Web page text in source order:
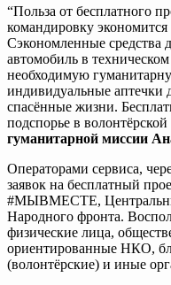
“Польза от бесплатного
командировку
Сэкономленные средства
автомобиль в
необходимую
индивидуальные аптечки
спасённые жизни.
подспорье в
гуманитарной миссии
Операторами сервиса,
заявок на бесплатный
#МЫВМЕСТЕ,
Народного фронта.
физические лица,
ориентированные НКО,
(волонтёрские) и иные